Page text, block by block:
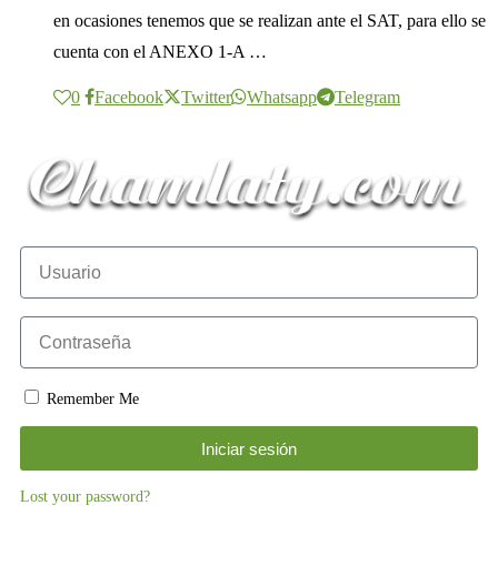
en ocasiones tenemos que se realizan ante el SAT, para ello se
cuenta con el ANEXO 1-A …
0 Facebook Twitter Whatsapp Telegram
Remember Me
Iniciar sesión
Lost your password?